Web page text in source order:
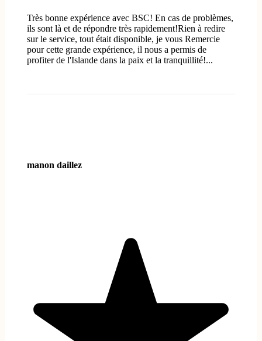
Très bonne expérience avec BSC! En cas de problèmes,
ils sont là et de répondre très rapidement!Rien à redire
sur le service, tout était disponible, je vous Remercie
pour cette grande expérience, il nous a permis de
profiter de l'Islande dans la paix et la tranquillité!...
manon daillez